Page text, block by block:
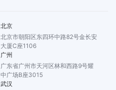
北京
北京市朝阳区东四环中路82号金长安
大厦C座1106
广州
广东省广州市天河区林和西路9号耀
中广场B座3015
武汉